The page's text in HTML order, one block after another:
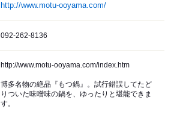
http://www.motu-ooyama.com/
092-262-8136
http://www.motu-ooyama.com/index.htm
博多名物の絶品『もつ鍋』。試行錯誤してたど
りついた味噌味の鍋を、ゆったりと堪能できま
す。